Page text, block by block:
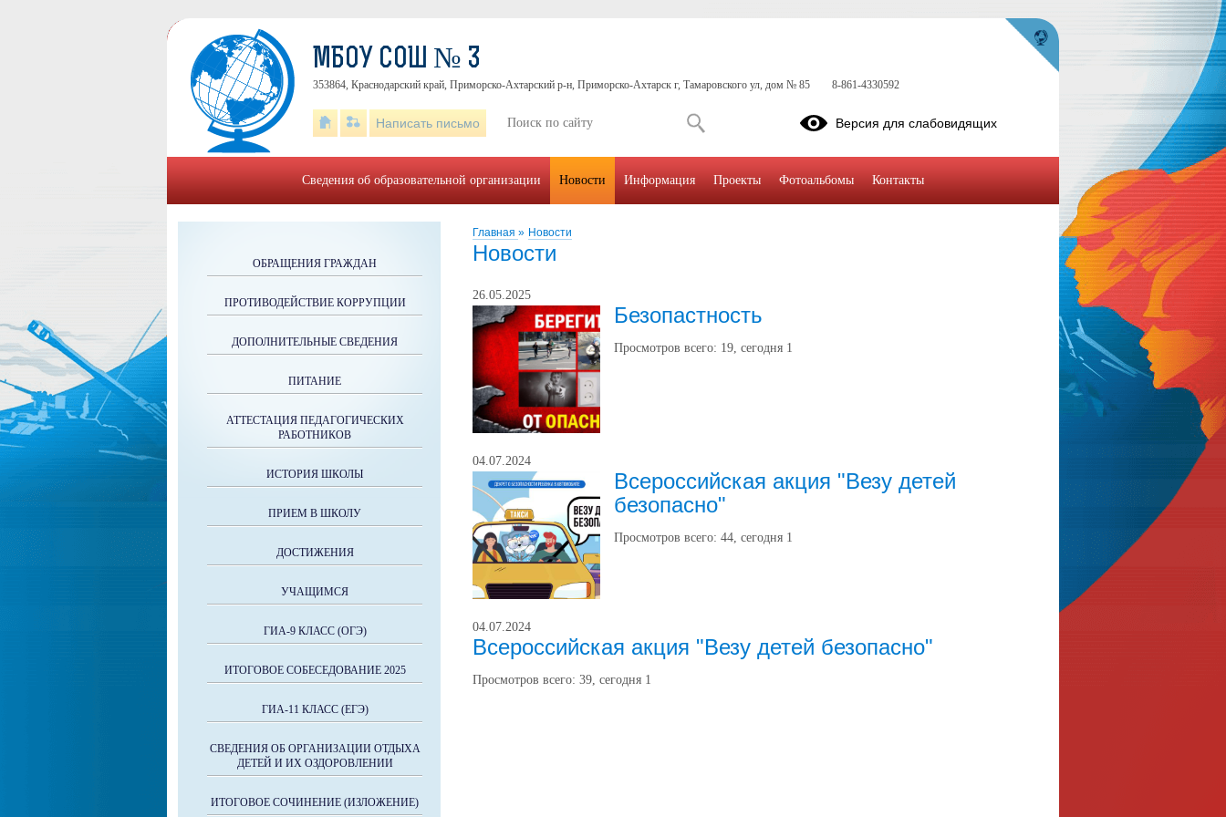
Главная » Новости
Новости
26.05.2025
Безопастность
Просмотров всего: 19, сегодня 1
04.07.2024
Всероссийская акция "Везу детей
безопасно"
Просмотров всего: 44, сегодня 1
04.07.2024
Всероссийская акция "Везу детей безопасно"
Просмотров всего: 39, сегодня 1
ОБРАЩЕНИЯ ГРАЖДАН
ПРОТИВОДЕЙСТВИЕ КОРРУПЦИИ
ДОПОЛНИТЕЛЬНЫЕ СВЕДЕНИЯ
ПИТАНИЕ
АТТЕСТАЦИЯ ПЕДАГОГИЧЕСКИХ
РАБОТНИКОВ
ИСТОРИЯ ШКОЛЫ
ПРИЕМ В ШКОЛУ
ДОСТИЖЕНИЯ
УЧАЩИМСЯ
ГИА-9 КЛАСС (ОГЭ)
ИТОГОВОЕ СОБЕСЕДОВАНИЕ 2025
ГИА-11 КЛАСС (ЕГЭ)
СВЕДЕНИЯ ОБ ОРГАНИЗАЦИИ ОТДЫХА
ДЕТЕЙ И ИХ ОЗДОРОВЛЕНИИ
ИТОГОВОЕ СОЧИНЕНИЕ (ИЗЛОЖЕНИЕ)
МБОУ СОШ № 3
353864, Краснодарский край, Приморско-Ахтарский р-н, Приморско-Ахтарск г, Тамаровского ул, дом № 85 8-861-4330592
Написать письмо Версия для слабовидящих
Сведения об образовательной организации Новости Информация Проекты Фотоальбомы Контакты